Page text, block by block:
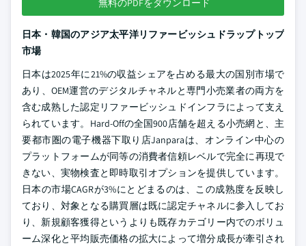
日本・韓国のアジア太平洋リファービッシュドラップトップ
市場
日本は2025年に21%の収益シェアを占める最大の国別市場で
あり、OEM運営のデジタルチャネルと専門小売業者の両方を
含む成熟した認定リファービッシュドインフラによって支え
られています。Hard-Offの全国900店舗を超える小売網と、主
要都市圏の電子機器下取り店Janparaは、オンライン中心の
プラットフォームが同等の消費者信頼レベルで完全に再現で
きない、実物検査と即時取引オプションを提供しています。
日本の市場CAGRが3%にとどまるのは、この成熟度を反映し
ており、対象となる購買層は既に認定チャネルに参入してお
り、新規顧客獲得というよりも既存カテゴリー内でのボリュ
ーム深化と平均販売価格の拡大によって増分成長が牽引され